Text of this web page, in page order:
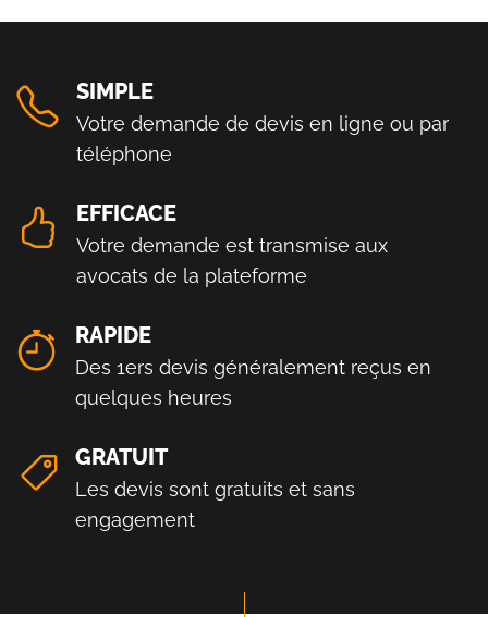
SIMPLE
Votre demande de devis en ligne ou par
téléphone
EFFICACE
Votre demande est transmise aux
avocats de la plateforme
RAPIDE
Des 1ers devis généralement reçus en
quelques heures
GRATUIT
Les devis sont gratuits et sans
engagement